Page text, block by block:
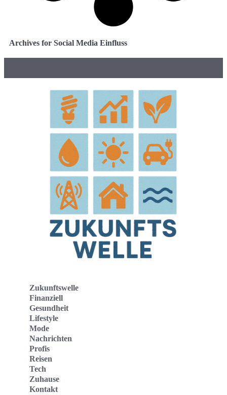
Archives for Social Media Einfluss
Zukunftswelle
Finanziell
Gesundheit
Lifestyle
Mode
Nachrichten
Profis
Reisen
Tech
Zuhause
Kontakt